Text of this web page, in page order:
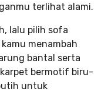
terlihat alami.
lalu pilih sofa
menambah
bantal serta
bermotif biru-
untuk